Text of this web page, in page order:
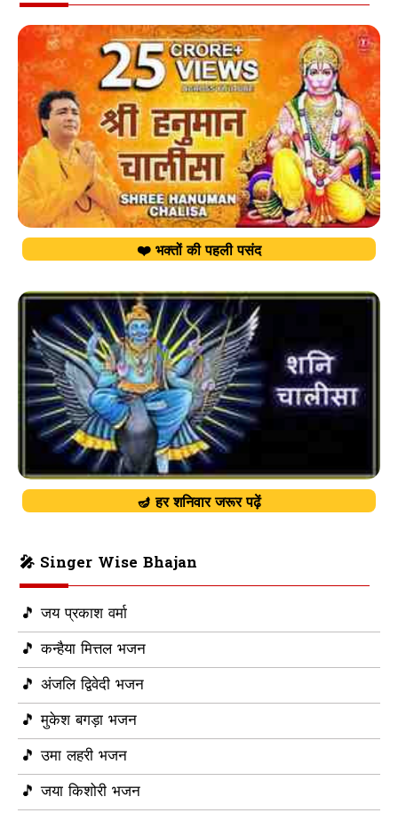
❤️ भक्तों की पहली पसंद
🪔 हर शनिवार जरूर पढ़ें
🎤 Singer Wise Bhajan
🎵 जय प्रकाश वर्मा
🎵 कन्हैया मित्तल भजन
🎵 अंजलि द्विवेदी भजन
🎵 मुकेश बगड़ा भजन
🎵 उमा लहरी भजन
🎵 जया किशोरी भजन